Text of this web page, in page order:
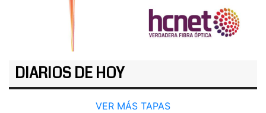
DIARIOS DE HOY
VER MÁS TAPAS